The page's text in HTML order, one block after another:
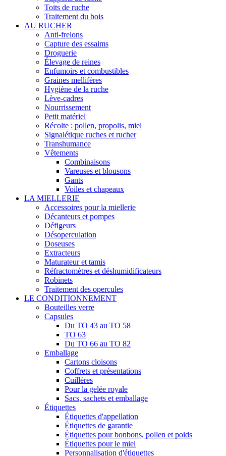
Toits de ruche
Traitement du bois
AU RUCHER
Anti-frelons
Capture des essaims
Droguerie
Élevage de reines
Enfumoirs et combustibles
Graines mellifères
Hygiène de la ruche
Lève-cadres
Nourrissement
Petit matériel
Récolte : pollen, propolis, miel
Signalétique ruches et rucher
Transhumance
Vêtements
Combinaisons
Vareuses et blousons
Gants
Voiles et chapeaux
LA MIELLERIE
Accessoires pour la miellerie
Décanteurs et pompes
Défigeurs
Désoperculation
Doseuses
Extracteurs
Maturateur et tamis
Réfractomètres et déshumidificateurs
Robinets
Traitement des opercules
LE CONDITIONNEMENT
Bouteilles verre
Capsules
Du TO 43 au TO 58
TO 63
Du TO 66 au TO 82
Emballage
Cartons cloisons
Coffrets et présentations
Cuillères
Pour la gelée royale
Sacs, sachets et emballage
Étiquettes
Étiquettes d'appellation
Étiquettes de garantie
Étiquettes pour bonbons, pollen et poids
Étiquettes pour le miel
Personnalisation d'étiquettes